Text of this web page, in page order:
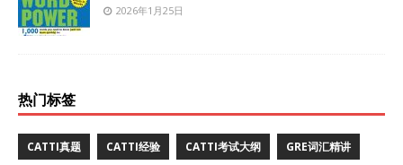
2026年1月25日
热门标签
CATTI真题 CATTI经验 CATTI考试大纲 GRE词汇精讲